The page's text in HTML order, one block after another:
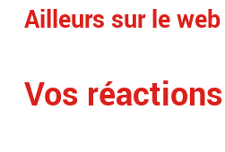
Ailleurs sur le web
Vos réactions